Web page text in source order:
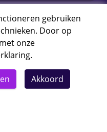
gebruiken
Door op
onze
.
Akkoord